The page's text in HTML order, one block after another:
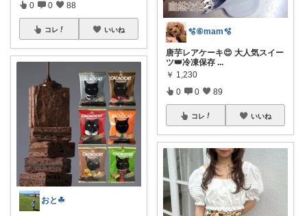
0 0 88
コレ いいね
おと☘︎
🫧⑥mam🫧
唐芋レアケーキ😍 大人気スイー
ツ👑冷凍保存 ...
￥ 1,230
0 0 89
コレ いいね